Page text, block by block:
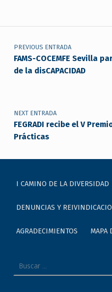
Navegación de entradas
PREVIOUS ENTRADA
FAMS-COCEMFE Sevilla
de la disCAPACIDAD
NEXT ENTRADA
FEGRADI recibe el V
Prácticas
I CAMINO DE LA DIVERSIDAD
DENUNCIAS Y
AGRADECIMIENTOS MAPA